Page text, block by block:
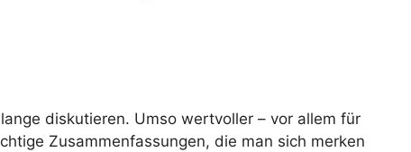
diskutieren. Umso wertvoller – vor allem für
Zusammenfassungen, die man sich merken